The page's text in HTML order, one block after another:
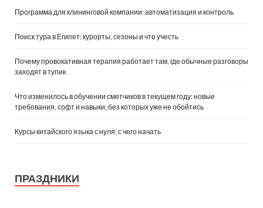
Программа для клининговой компании: автоматизация и контроль
Поиск тура в Египет: курорты, сезоны и что учесть
Почему провокативная терапия работает там, где обычные разговоры
заходят в тупик
Что изменилось в обучении сметчиков в текущем году: новые
требования, софт и навыки, без которых уже не обойтись
Курсы китайского языка с нуля: с чего начать
ПРАЗДНИКИ